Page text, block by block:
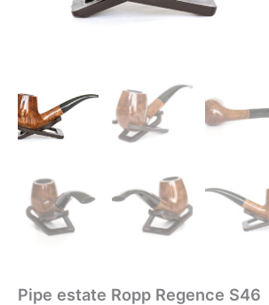
Pipe estate Ropp Regence S46